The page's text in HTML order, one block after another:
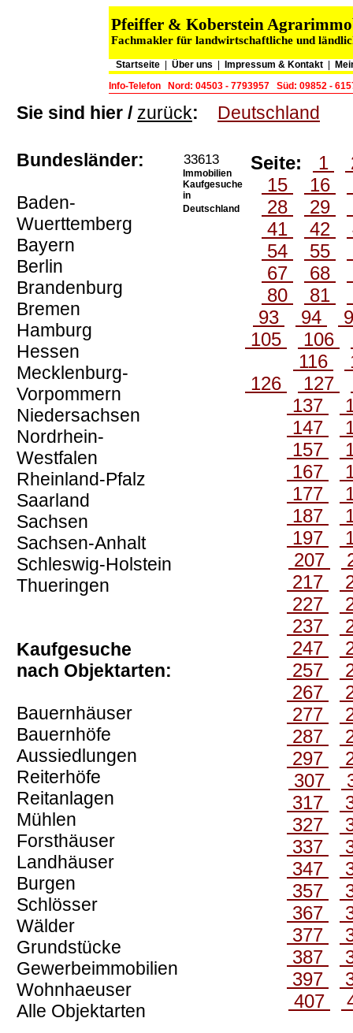
Pfeiffer & Koberstein
Fachmakler für landwirtschaftliche und
Startseite Über uns Impressum & Kontakt
Info-Telefon
Nord: 04503 - 7793957 Süd: 09852 -
Sie sind hier / zurück: Deutschland
Bundesländer:
Baden-
Wuerttemberg
Bayern
Berlin
Brandenburg
Bremen
Hamburg
Hessen
Mecklenburg-
Vorpommern
Niedersachsen
Nordrhein-
Westfalen
Rheinland-Pfalz
Saarland
Sachsen
Sachsen-Anhalt
Schleswig-Holstein
Thueringen
Kaufgesuche
nach Objektarten:
Bauernhäuser
Bauernhöfe
Aussiedlungen
Reiterhöfe
Reitanlagen
Mühlen
Forsthäuser
Landhäuser
Burgen
Schlösser
Wälder
Grundstücke
Gewerbeimmobilien
Wohnhaeuser
Alle Objektarten
33613
Immobilien
Kaufgesuche
in
Deutschland
Seite: 1
15
16
28
29
41
42
54
55
67
68
80
81
93
94
105
106
116
126
127
137
147
157
167
177
187
197
207
217
227
237
247
257
267
277
287
297
307
317
327
337
347
357
367
377
387
397
407